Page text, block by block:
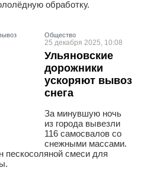
обработку.
Общество
25 декабря 2025, 10:08
Ульяновские
дорожники
ускоряют вывоз
снега
За минувшую ночь
из города вывезли
116 самосвалов со
снежными массами.
пескосоляной смеси для